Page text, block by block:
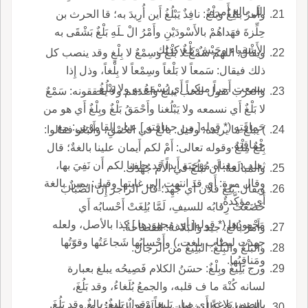
الل بالغ أَمره.
وأَمرٌ بالِغٌ وبَلْغٌ: نافِذٌ يَبْلُغُ أَين أُرِيدَ به؛ قا الحرث بن
حِلِّزةَ فهَداهُمْ بالأَسْودَيْنِ وأَمْرُ الْ ـلَهِ بَلْغٌ بَشْقَى به
الأَشْقِياء وجَيْشٌ بَلْغٌ كذلك.
ويقال: اللهم سَمْعٌ لا بَلْغٌ وسِمْعٌ لا بِلْغٍ وقد ينصب كل
ذلك فيقال: سَمعاً لا بَلْغاً وسِمْعاً لا بِلْغاً، وذل إِذا
سمعت أَمراً منكراً أَي يُسْمَعُ به ولا يَبْلُغُ.
والعرب تقول للخب يبلغ واحدَهم ولا يحققونه: سَمْعٌ
لا بَلْغٌ أَي نسمعه ولا يَبْلُغنا وأَحْمَقُ بَلْغٌ وبِلْغٌ أَي هو من
حَماقَتِه (* قوله[ من حماقته ] عبار القاموس: مع
حماقته.
) يبلغ ما يريده، وقيل: بالغ في الحُمْقِ، وأَتْبَعُو فقالوا:
بِلْغٌ مِلْغٌ وقوله تعالى: أَمْ لكم أَيمان علينا بالغةٌ؛ قال
ثعلب: معناه مُوجَبَة أَبداً قد حلفنا لكم أَن نَفِيَ بها،
وقال مرة: أَي قد انتهت إِلى غايتها وقيل: يمينٌ بالغة
أَي مؤكَّدةٌ.
والمُبالَغةُ: أَن تَبْلُغَ في الأَم جُهْدَك.
ويقال: بُلِغَ فلان أَي جُهِدَ؛ قال الراجز إِنَّ الضِّبابَ
خَضَعَتْ رِقابُه للسيفِ، لَمَّا بُلِغَتْ أَحْسابُه أَي
مَجْهودُها (* قوله[ أي مجهودها ] كذا بالأصل، ولعله
جهدت ليطاب بلغت،) وأَحْسابُها شَجاعَتُها وقوّتُها
ومَناقِبُها.
وأَمرٌ بالغ: جيد والبَلاغةُ: الفَصاحةُ.
والبَلْغُ والبِلْغُ: البَلِيغُ من الرجال.
ورج بَلِيغٌ وبِلْغٌ: حسَنُ الكلام فَصِيحُه يبلغ بعبارة
لسانه كُنْهَ ما ف قلبه، والجمعُ بُلَغاءُ، وقد بَلُغَ،
بالضم، بَلاغةً أَي صار بَلِيغاً وقولٌ بَلِيغٌ: بالِغٌ وقد بَلُغَ.